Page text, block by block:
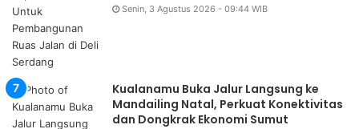
Senin, 3 Agustus 2026 - 09:44 WIB
Kualanamu Buka Jalur Langsung ke
Mandailing Natal, Perkuat Konektivitas
dan Dongkrak Ekonomi Sumut